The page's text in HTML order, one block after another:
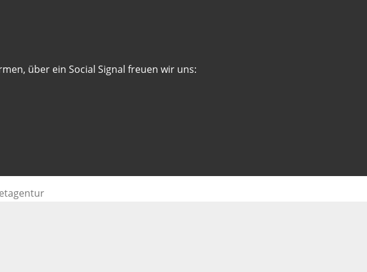
über ein Social Signal freuen wir uns: